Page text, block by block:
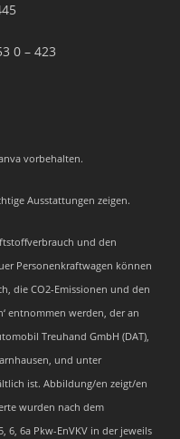
0 – 423
vorbehalten.
Ausstattungen zeigen.
und den
Personenkraftwagen können
die CO2-Emissionen und den
entnommen werden, der an
Treuhand GmbH (DAT),
und unter
ist. Abbildung/en zeigt/en
wurden nach dem
6, 6a Pkw-EnVKV in der jeweils